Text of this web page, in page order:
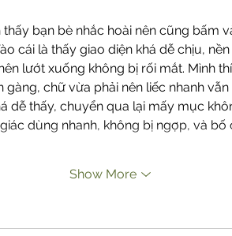
thấy bạn bè nhắc hoài nên cũng bấm
cái là thấy giao diện khá dễ chịu,
lướt xuống không bị rối mắt. Mình
chữ vừa phải nên liếc nhanh vẫn
dễ thấy, chuyển qua lại mấy mục
dùng nhanh, không bị ngợp, và
Show More